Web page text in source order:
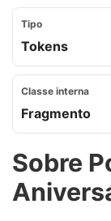
Tipo
Tokens
Classe interna
Fragmento
Sobre